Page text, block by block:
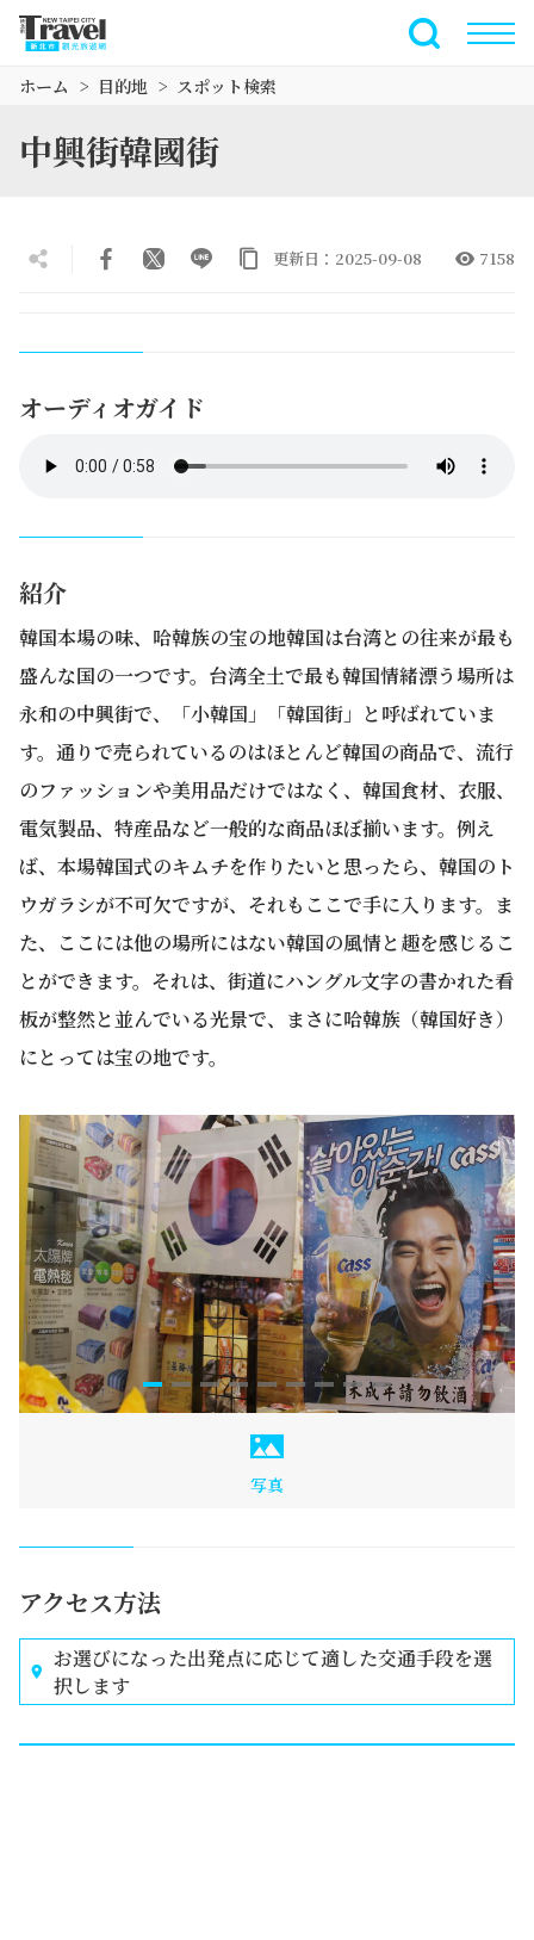
全文検索
ホーム 目的地 スポット検索
中興街韓國街
更新日：2025-09-08 7158
オーディオガイド
紹介
韓国本場の味、哈韓族の宝の地韓国は台湾との往来が最も
盛んな国の一つです。台湾全土で最も韓国情緒漂う場所は
永和の中興街で、「小韓国」「韓国街」と呼ばれていま
す。通りで売られているのはほとんど韓国の商品で、流行
のファッションや美用品だけではなく、韓国食材、衣服、
電気製品、特産品など一般的な商品ほぼ揃います。例え
ば、本場韓国式のキムチを作りたいと思ったら、韓国のト
ウガラシが不可欠ですが、それもここで手に入ります。ま
た、ここには他の場所にはない韓国の風情と趣を感じるこ
とができます。それは、街道にハングル文字の書かれた看
板が整然と並んでいる光景で、まさに哈韓族（韓国好き）
にとっては宝の地です。
写真
アクセス方法
お選びになった出発点に応じて適した交通手段を選
択します